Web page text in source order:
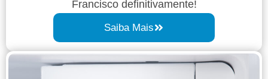
Francisco definitivamente!
Saiba Mais